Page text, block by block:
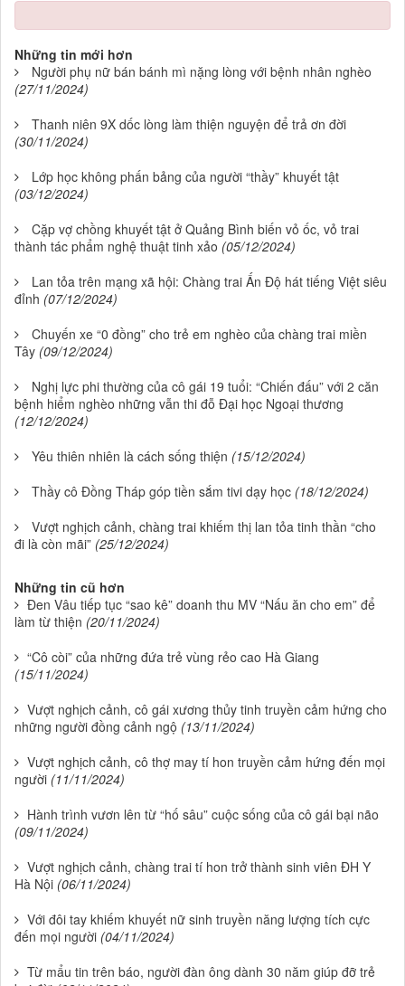
Những tin mới hơn
Người phụ nữ bán bánh mì nặng lòng với bệnh nhân nghèo
(27/11/2024)
Thanh niên 9X dốc lòng làm thiện nguyện để trả ơn đời
(30/11/2024)
Lớp học không phấn bảng của người “thầy” khuyết tật
(03/12/2024)
Cặp vợ chồng khuyết tật ở Quảng Bình biến vỏ ốc, vỏ trai
thành tác phẩm nghệ thuật tinh xảo (05/12/2024)
Lan tỏa trên mạng xã hội: Chàng trai Ấn Độ hát tiếng Việt siêu
đỉnh (07/12/2024)
Chuyến xe “0 đồng” cho trẻ em nghèo của chàng trai miền
Tây (09/12/2024)
Nghị lực phi thường của cô gái 19 tuổi: “Chiến đấu” với 2 căn
bệnh hiểm nghèo những vẫn thi đỗ Đại học Ngoại thương
(12/12/2024)
Yêu thiên nhiên là cách sống thiện (15/12/2024)
Thầy cô Đồng Tháp góp tiền sắm tivi dạy học (18/12/2024)
Vượt nghịch cảnh, chàng trai khiếm thị lan tỏa tinh thần “cho
đi là còn mãi” (25/12/2024)
Những tin cũ hơn
Đen Vâu tiếp tục “sao kê” doanh thu MV “Nấu ăn cho em” để
làm từ thiện (20/11/2024)
“Cô còi” của những đứa trẻ vùng rẻo cao Hà Giang
(15/11/2024)
Vượt nghịch cảnh, cô gái xương thủy tinh truyền cảm hứng cho
những người đồng cảnh ngộ (13/11/2024)
Vượt nghịch cảnh, cô thợ may tí hon truyền cảm hứng đến mọi
người (11/11/2024)
Hành trình vươn lên từ “hố sâu” cuộc sống của cô gái bại não
(09/11/2024)
Vượt nghịch cảnh, chàng trai tí hon trở thành sinh viên ĐH Y
Hà Nội (06/11/2024)
Với đôi tay khiếm khuyết nữ sinh truyền năng lượng tích cực
đến mọi người (04/11/2024)
Từ mẩu tin trên báo, người đàn ông dành 30 năm giúp đỡ trẻ